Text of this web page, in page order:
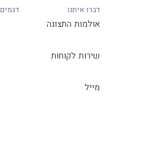
דברו איתנו
אולמות התצוגה
שירות לקוחות
מייל
דגמים